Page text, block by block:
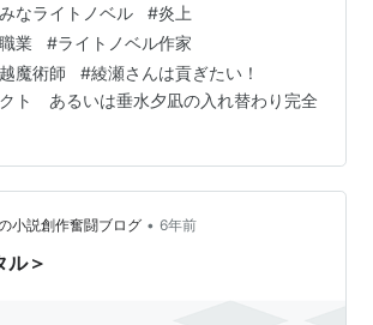
、転生し天使を従える～ 月夜涙 MF文
貢ぎたい！ 空上タツタ GA文庫 ３ クロ
るいは垂水夕凪の入れ替わり完全ゲーム
文庫J 「おススメのアニメ：2022年冬
作品紹介「ライトノベル」 終わりに
なライトノベル #炎上
業 #ライトノベル作家
魔術師 #綾瀬さんは貢ぎたい！
ト あるいは垂水夕凪の入れ替わり完全
小説創作奮闘ブログ • 6年前
ル＞